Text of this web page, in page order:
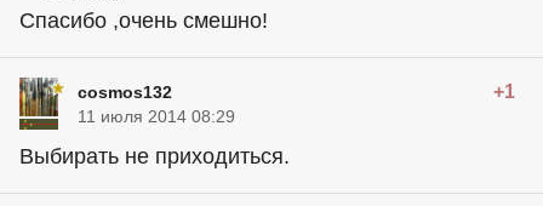
Спасибо ,очень смешно!
cosmos132 +1
11 июля 2014 08:29
Выбирать не приходиться.